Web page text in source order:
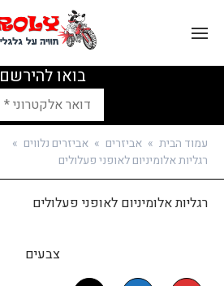
בואו להירשם
עמוד הבית » אביזרים » אביזרים נלווים »
רגליות אלומיניום לאופני פעלולים
רגליות אלומיניום לאופני פעלולים
צבעים